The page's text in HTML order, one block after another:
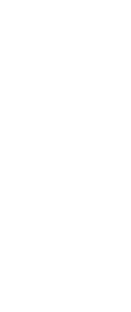
慶應義塾
博士課程